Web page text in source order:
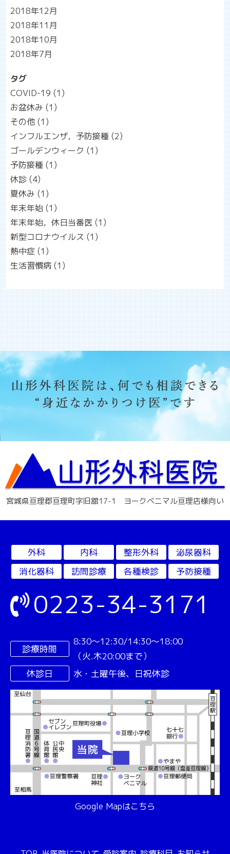
2018年12月
2018年11月
2018年10月
2018年7月
タグ
COVID-19 (1)
お盆休み (1)
その他 (1)
インフルエンザ，予防接種 (2)
ゴールデンウィーク (1)
予防接種 (1)
休診 (4)
夏休み (1)
年末年始 (1)
年末年始，休日当番医 (1)
新型コロナウイルス (1)
熱中症 (1)
生活習慣病 (1)
宮城県亘理郡亘理町字旧舘17-1 ヨークベニマル亘理店様向い
外科 内科 整形外科
泌尿器科
消化器科
訪問診療 各種検診 予防接種
0223-34-3171
診療時間
8:30〜12:30/14:30〜18:00
（火.木20:00まで）
休診日
水・土曜午後、日祝休診
Google Mapはこちら